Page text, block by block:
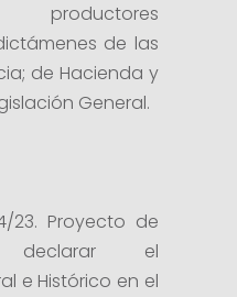
de las
de Hacienda y
General.
23. Proyecto de
declarar el
e Histórico en el